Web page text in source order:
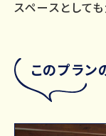
スペースとして
このプラン